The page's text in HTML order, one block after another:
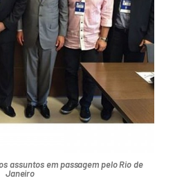
assuntos em passagem pelo Rio de
Janeiro